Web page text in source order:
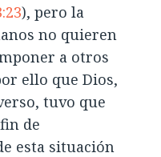
), pero la
no quieren
a otros
ello que Dios,
tuvo que
de
esta situación